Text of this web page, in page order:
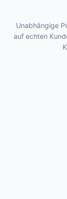
Unabhängige
auf echten